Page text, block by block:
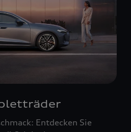
Entdecken Sie